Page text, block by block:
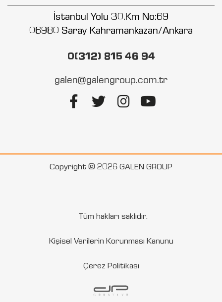
İstanbul Yolu 30.Km No:69
06980 Saray Kahramankazan/Ankara
0(312) 815 46 94
galen@galengroup.com.tr
Copyright © 2026 GALEN GROUP
Tüm hakları saklıdır.
Kişisel Verilerin Korunması Kanunu
Çerez Politikası